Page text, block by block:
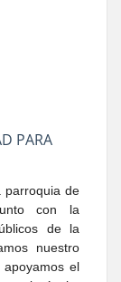
PARA
parroquia de
con la
de la
nuestro
el